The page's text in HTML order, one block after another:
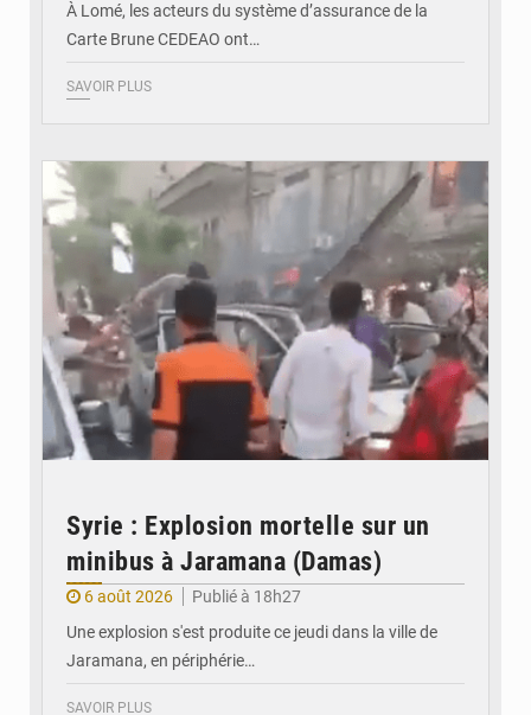
À Lomé, les acteurs du système d’assurance de la
Carte Brune CEDEAO ont…
SAVOIR PLUS
Syrie : Explosion mortelle sur un
minibus à Jaramana (Damas)
6 août 2026
Publié à 18h27
Une explosion s'est produite ce jeudi dans la ville de
Jaramana, en périphérie…
SAVOIR PLUS